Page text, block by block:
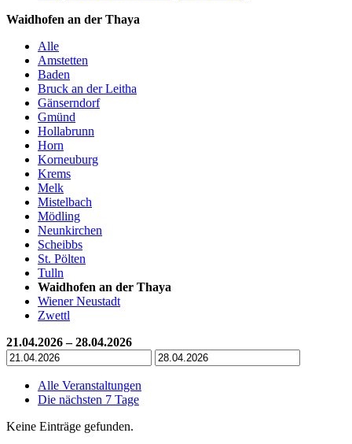
Waidhofen an der Thaya
Alle
Amstetten
Baden
Bruck an der Leitha
Gänserndorf
Gmünd
Hollabrunn
Horn
Korneuburg
Krems
Melk
Mistelbach
Mödling
Neunkirchen
Scheibbs
St. Pölten
Tulln
Waidhofen an der Thaya
Wiener Neustadt
Zwettl
21.04.2026 – 28.04.2026
Alle Veranstaltungen
Die nächsten 7 Tage
Keine Einträge gefunden.